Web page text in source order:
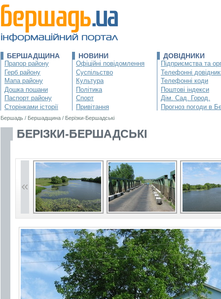
БЕРШАДЩИНА
Прапор району
Герб району
Мапа району
Дошка пошани
Паспорт району
Сторінками історії
НОВИНИ
Офіційні повідомлення
Суспільство
Культура
Політика
Спорт
Привітання
ДОВІДНИКИ
Підприємства та
Телефонні
Телефонні коди
Поштові індекси
Дім. Сад. Город.
Прогноз погоди в
Бершадь / Бершадщина / Берізки-Бершадські
БЕРІЗКИ-БЕРШАДСЬКІ